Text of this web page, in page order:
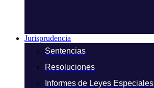
Jurisprudencia
Sentencias
Resoluciones
Informes de Leyes Especiales